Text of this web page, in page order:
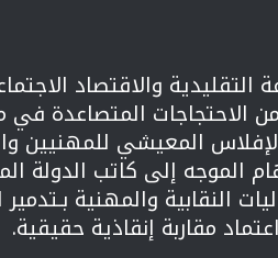
التقليدية والاقتصاد
المتصاعدة في
المعيشي للمهنيين
الموجه إلى كاتب الدولة
النقابية والمهنية
مقاربة إنقاذية حقيقية.